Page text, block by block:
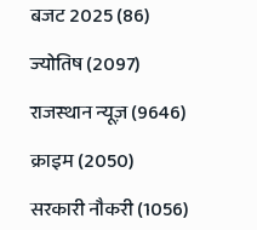
बजट 2025 (86)
ज्योतिष (2097)
राजस्थान न्यूज़ (9646)
क्राइम (2050)
सरकारी नौकरी (1056)